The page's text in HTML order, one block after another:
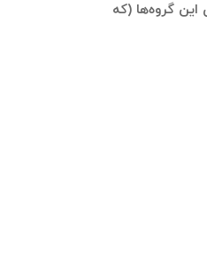
این گروه‌ها (که